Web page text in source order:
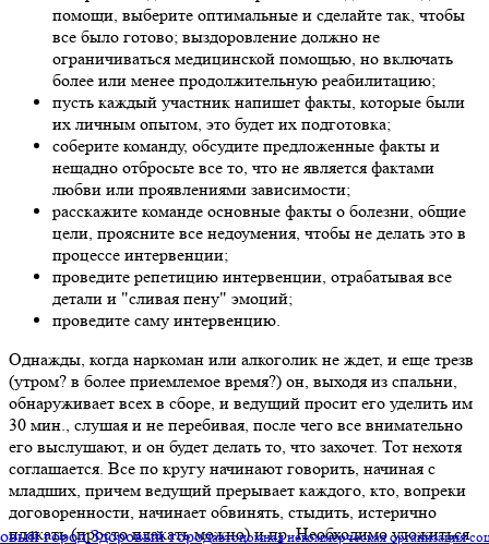
помощи, выберите оптимальные и сделайте так, чтобы
все было готово; выздоровление должно не
ограничиваться медицинской помощью, но включать
более или менее продолжительную реабилитацию;
пусть каждый участник напишет факты, которые были
их личным опытом, это будет их подготовка;
соберите команду, обсудите предложенные факты и
нещадно отбросьте все то, что не является фактами
любви или проявлениями зависимости;
расскажите команде основные факты о болезни, общие
цели, проясните все недоумения, чтобы не делать это в
процессе интервенции;
проведите репетицию интервенции, отрабатывая все
детали и "сливая пену" эмоций;
проведите саму интервенцию.
Однажды, когда наркоман или алкоголик не ждет, и еще трезв
(утром? в более приемлемое время?) он, выходя из спальни,
обнаруживает всех в сборе, и ведущий просит его уделить им
30 мин., слушая и не перебивая, после чего все внимательно
его выслушают, и он будет делать то, что захочет. Тот нехотя
соглашается. Все по кругу начинают говорить, начиная с
младших, причем ведущий прерывает каждого, кто, вопреки
договоренности, начинает обвинять, стыдить, истерично
плакать (просто плакать можно) и пр. Необходимо уложиться